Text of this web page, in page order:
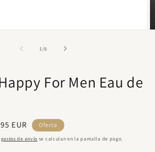
1 /de
6
For Men Eau de
EUR Oferta
gastos de envío se calculan en la pantalla de pago.